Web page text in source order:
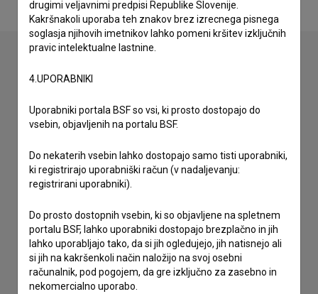
Stik z uredništvom
Spoštovani, s pomočjo spodnjega obrazca lahko stopite v
stik z uredništvom Baze slovenskih filmov. Veseli bomo vaših
imam vprašanje
prijavljam napako
želim dodati podatke
drugo
drugimi veljavnimi predpisi Republike Slovenije.
Kakršnakoli uporaba teh znakov brez izrecnega pisnega
soglasja njihovih imetnikov lahko pomeni kršitev izključnih
pravic intelektualne lastnine.
4.UPORABNIKI
Uporabniki portala BSF so vsi, ki prosto dostopajo do
vsebin, objavljenih na portalu BSF.
Do nekaterih vsebin lahko dostopajo samo tisti uporabniki,
ki registrirajo uporabniški račun (v nadaljevanju:
registrirani uporabniki).
Do prosto dostopnih vsebin, ki so objavljene na spletnem
portalu BSF, lahko uporabniki dostopajo brezplačno in jih
lahko uporabljajo tako, da si jih ogledujejo, jih natisnejo ali
si jih na kakršenkoli način naložijo na svoj osebni
računalnik, pod pogojem, da gre izključno za zasebno in
nekomercialno uporabo.